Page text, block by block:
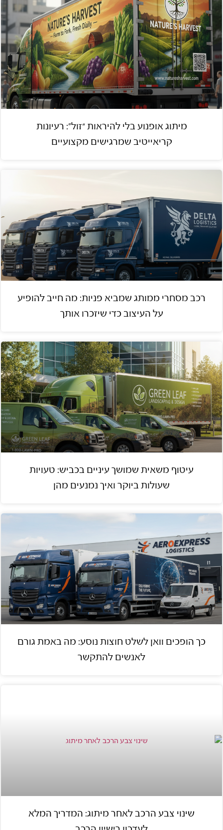
מיתוג אופנוע בלי להיראות “זול”: רעיונות
קריאייטיב שמרגישים מקצועיים
רכב מסחרי ממותג שמביא פניות: מה חייב להופיע
על העיצוב כדי שיזכרו אותך
עיטוף משאית שמושך עיניים בכביש: טעויות
שעולות ביוקר ואיך נמנעים מהן
כך הופכים וואן לשלט חוצות נוסע: מה באמת גורם
לאנשים להתקשר
שינוי צבע הרכב לאחר מיתוג: המדריך המלא